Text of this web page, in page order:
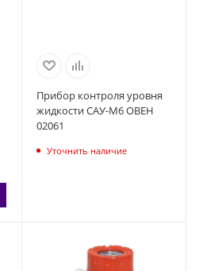
Прибор контроля уровня
жидкости САУ-М6 ОВЕН
02061
Уточнить наличие